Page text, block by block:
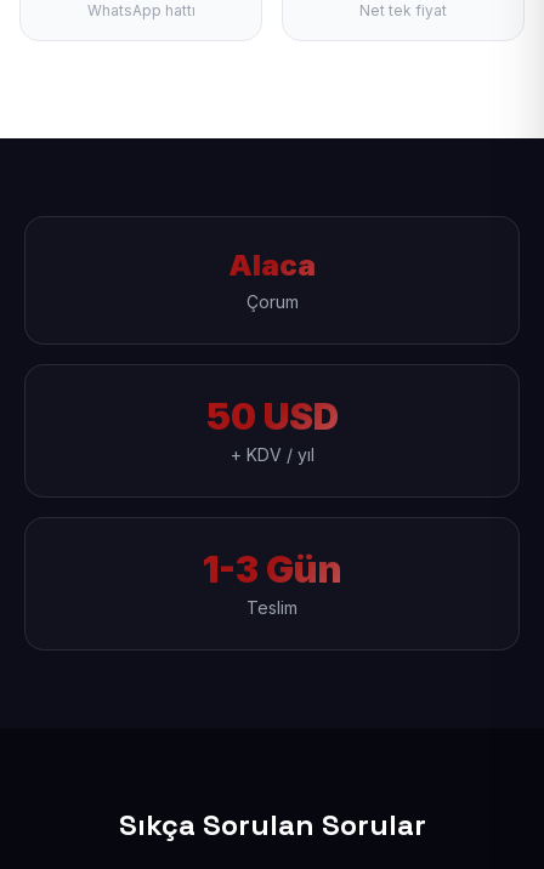
WhatsApp hattı
Net tek fiyat
Alaca
Çorum
50 USD
+ KDV / yıl
1-3 Gün
Teslim
Sıkça Sorulan Sorular